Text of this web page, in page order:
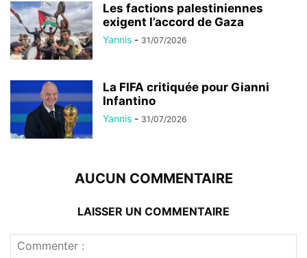
Les factions palestiniennes
exigent l’accord de Gaza
Yannis - 31/07/2026
La FIFA critiquée pour Gianni
Infantino
Yannis - 31/07/2026
AUCUN COMMENTAIRE
LAISSER UN COMMENTAIRE